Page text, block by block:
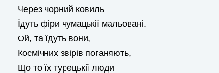
Через чорний ковиль
Їдуть фіри чумацькії мальовані.
Ой, та їдуть вони,
Космічних звірів поганяють,
Що то їх турецькії люди